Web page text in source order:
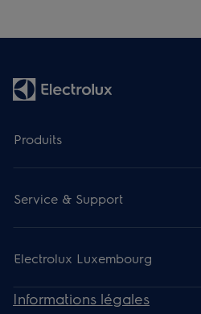
Produits
Service & Support
Electrolux Luxembourg
Informations légales